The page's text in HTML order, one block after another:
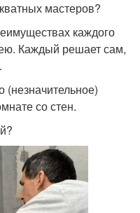
мастеров?
каждого
Каждый решает сам,
(незначительное)
со стен.